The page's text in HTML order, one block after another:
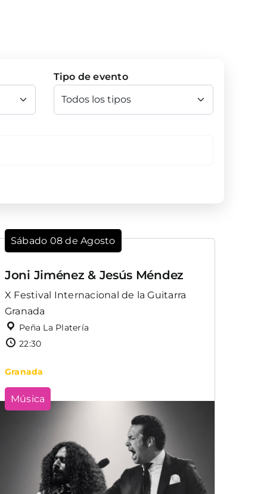
Tipo de evento
Sábado 08 de Agosto
Joni Jiménez & Jesús Méndez
X Festival Internacional de la Guitarra
Granada
Peña La Platería
22:30
Granada
Música